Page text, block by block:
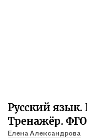
Русский язык.
Тренажёр.
Елена Александрова